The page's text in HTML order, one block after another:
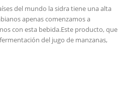
del mundo la sidra tiene una alta
apenas comenzamos a
con esta bebida.Este producto, que
del jugo de manzanas,